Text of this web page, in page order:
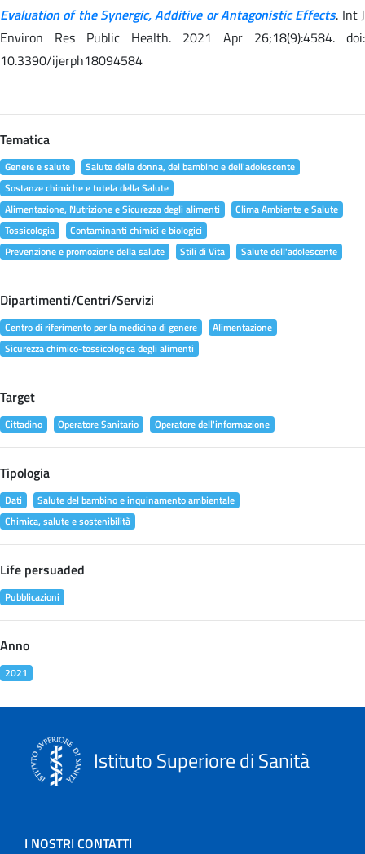
Evaluation of the Synergic, Additive or Antagonistic Effects. Int J
Environ Res Public Health. 2021 Apr 26;18(9):4584. doi:
10.3390/ijerph18094584
Tematica
Genere e salute
Salute della donna, del bambino e dell'adolescente
Sostanze chimiche e tutela della Salute
Alimentazione, Nutrizione e Sicurezza degli alimenti
Clima Ambiente e Salute
Tossicologia
Contaminanti chimici e biologici
Prevenzione e promozione della salute
Stili di Vita Salute dell'adolescente
Dipartimenti/Centri/Servizi
Centro di riferimento per la medicina di genere
Alimentazione
Sicurezza chimico-tossicologica degli alimenti
Target
Cittadino Operatore Sanitario Operatore dell'informazione
Tipologia
Dati
Salute del bambino e inquinamento ambientale
Chimica, salute e sostenibilità
Life persuaded
Pubblicazioni
Anno
2021
Istituto Superiore di Sanità
I NOSTRI CONTATTI